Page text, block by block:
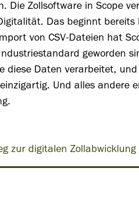
Die Zollsoftware in Scope
Das beginnt
von CSV-Dateien hat
geworden
diese Daten verarbeitet,
Und alles andere
zur digitalen Zollabwicklung